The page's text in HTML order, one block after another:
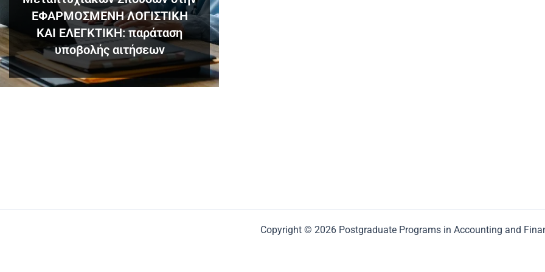
ΕΦΑΡΜΟΣΜΕΝΗ ΛΟΓΙΣΤΙΚΗ
ΚΑΙ ΕΛΕΓΚΤΙΚΗ: παράταση
υποβολής αιτήσεων
Copyright © 2026 Postgraduate Programs in Accounting and